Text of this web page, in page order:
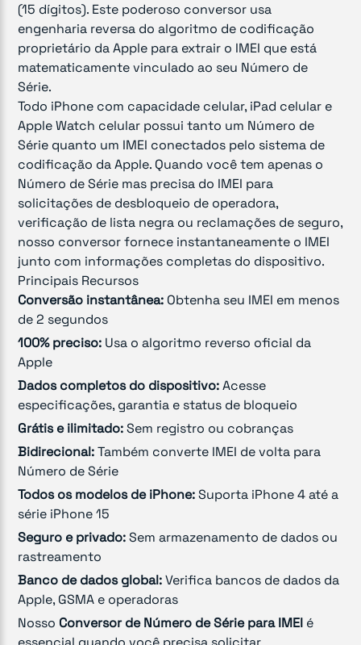
(15 dígitos). Este poderoso conversor usa
engenharia reversa do algoritmo de codificação
proprietário da Apple para extrair o IMEI que está
matematicamente vinculado ao seu Número de
Série.
Todo iPhone com capacidade celular, iPad celular e
Apple Watch celular possui tanto um Número de
Série quanto um IMEI conectados pelo sistema de
codificação da Apple. Quando você tem apenas o
Número de Série mas precisa do IMEI para
solicitações de desbloqueio de operadora,
verificação de lista negra ou reclamações de seguro,
nosso conversor fornece instantaneamente o IMEI
junto com informações completas do dispositivo.
Principais Recursos
Conversão instantânea: Obtenha seu IMEI em menos
de 2 segundos
100% preciso: Usa o algoritmo reverso oficial da
Apple
Dados completos do dispositivo:Acesse
especificações, garantia e status de bloqueio
Grátis e ilimitado:Sem registro ou cobranças
Bidirecional:Também converte IMEI de volta para
Número de Série
Todos os modelos de iPhone:Suporta iPhone 4 até a
série iPhone 15
Seguro e privado:Sem armazenamento de dados ou
rastreamento
Banco de dados global:Verifica bancos de dados da
Apple, GSMA e operadoras
Nosso Conversor de Número de Série para IMEI é